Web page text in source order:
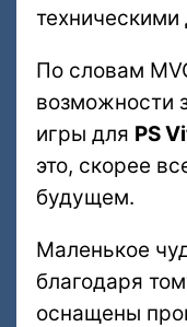
По словам
возможности
игры для PS
это, скорее
будущем.
Маленькое
благодаря
оснащены